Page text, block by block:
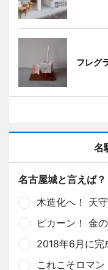
フレグ
名
名古屋城と言えば？
木造化へ！ 天
ピカーン！ 金
2018年6月に
これこそロマ